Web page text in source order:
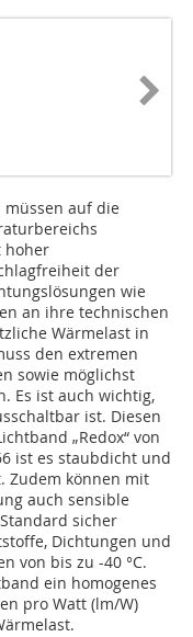
auf die
hoher
der
wie
an ihre technischen
Wärmelast in
den extremen
sowie möglichst
Es ist auch wichtig,
ist. Diesen
„Redox“ von
ist es staubdicht und
Zudem können mit
auch sensible
sicher
Dichtungen und
von bis zu -40 °C.
ein homogenes
pro Watt (lm/W)